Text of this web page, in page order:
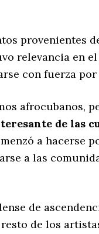
provenientes
relevancia en
con fuerza por
afrocubanos,
de las
a hacerse
a las
de
de los